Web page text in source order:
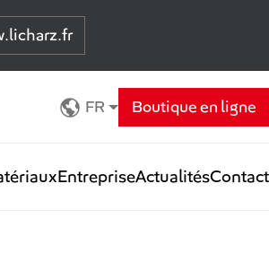
FR
Boutique en ligne
EntrepriseActualitésContact